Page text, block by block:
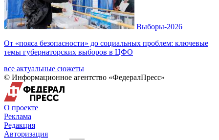
Выборы-2026
От «пояса безопасности» до социальных проблем: ключевые
темы губернаторских выборов в ЦФО
все актуальные сюжеты
© Информационное агентство «ФедералПресс»
О проекте
Реклама
Редакция
Авторизация